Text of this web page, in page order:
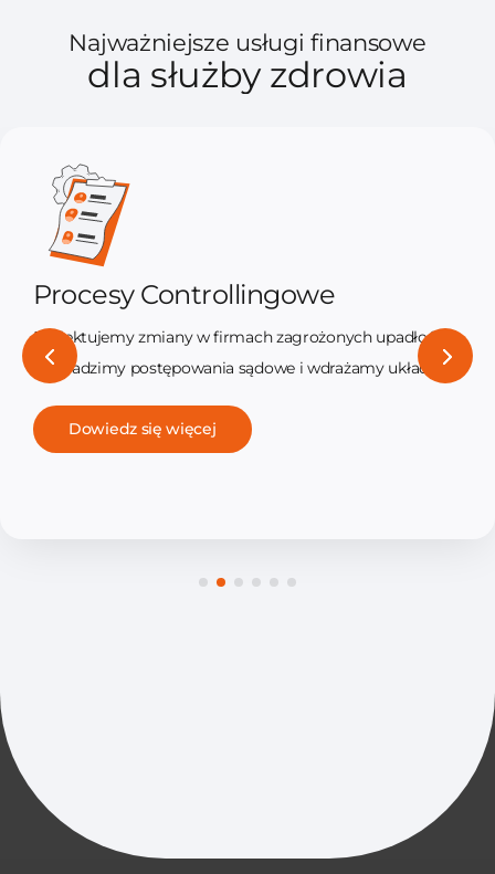
Najważniejsze usługi finansowe
dla służby zdrowia
Procesy Controllingowe
Projektujemy zmiany w firmach zagrożonych upadłością,
prowadzimy postępowania sądowe i wdrażamy układy.
Dowiedz się więcej